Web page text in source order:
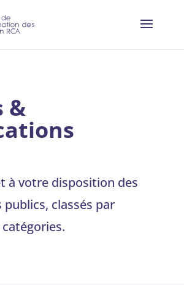
&
à votre disposition des
classés par